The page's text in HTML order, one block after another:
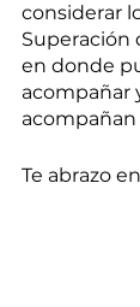
considerar
Superación
en donde
acompañar
Te abrazo